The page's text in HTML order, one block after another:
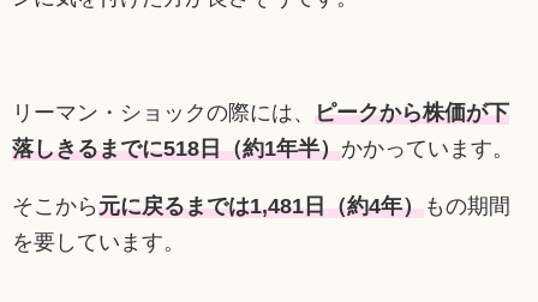
リーマン・ショックの際には、 ピークから株価が下
落しきるまでに518日（約1年半）かかっています。
そこから元に戻るまでは1,481日（約4年）もの期間
を要しています。